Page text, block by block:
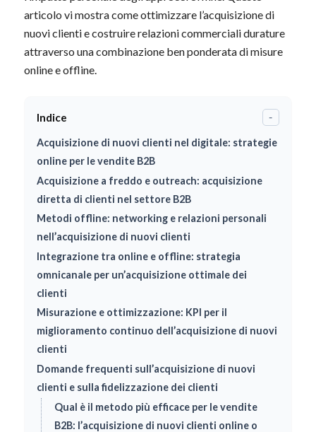
articolo vi mostra come ottimizzare l’acquisizione di
nuovi clienti e costruire relazioni commerciali durature
attraverso una combinazione ben ponderata di misure
online e offline.
Indice -
Acquisizione di nuovi clienti nel digitale: strategie
online per le vendite B2B
Acquisizione a freddo e outreach: acquisizione
diretta di clienti nel settore B2B
Metodi offline: networking e relazioni personali
nell’acquisizione di nuovi clienti
Integrazione tra online e offline: strategia
omnicanale per un’acquisizione ottimale dei
clienti
Misurazione e ottimizzazione: KPI per il
miglioramento continuo dell’acquisizione di nuovi
clienti
Domande frequenti sull’acquisizione di nuovi
clienti e sulla fidelizzazione dei clienti
Qual è il metodo più efficace per le vendite
B2B: l’acquisizione di nuovi clienti online o